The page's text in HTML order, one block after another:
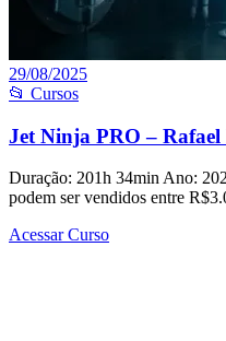
29/08/2025
📂 Cursos
Jet Ninja PRO –
Duração: 201h 34min Ano:
podem ser vendidos entre
Acessar Curso